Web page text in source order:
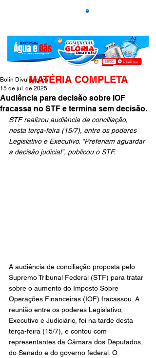
Audiência para decisão sobre IOF
fracassa no STF e termina sem decisão.
Bolin Divulgações
15 de jul. de 2025
STF realizou audiência de conciliação,
nesta terça-feira (15/7), entre os poderes
Legislativo e Executivo. “Preferiam aguardar
a decisão judicial”, publicou o STF.
A audiência de conciliação proposta pelo
Supremo Tribunal Federal (STF) para tratar
sobre o aumento do Imposto Sobre
Operações Financeiras (IOF) fracassou. A
reunião entre os poderes Legislativo,
Executivo e Judiciário, foi na tarde desta
terça-feira (15/7), e contou com
representantes da Câmara dos Deputados,
do Senado e do governo federal. O
MATÉRIA COMPLETA